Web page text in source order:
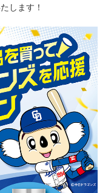
します！